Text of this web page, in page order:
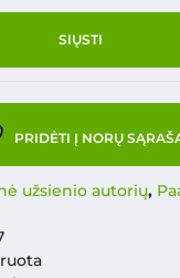
PRIDĖTI Į NORŲ
užsienio autorių,